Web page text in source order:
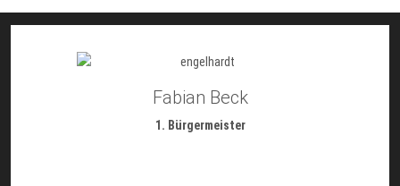
Fabian Beck
1. Bürgermeister